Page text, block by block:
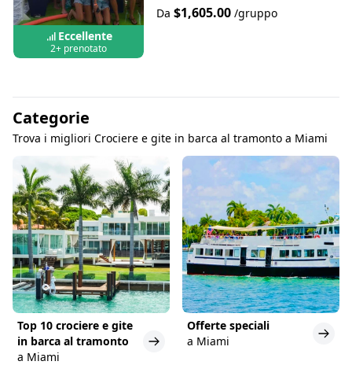
Eccellente
2+ prenotato
Da $1,605.00/gruppo
Categorie
Trova i migliori Crociere e gite in barca al tramonto a Miami
Top 10 crociere e gite
in barca al tramonto
a Miami
Offerte speciali
a Miami